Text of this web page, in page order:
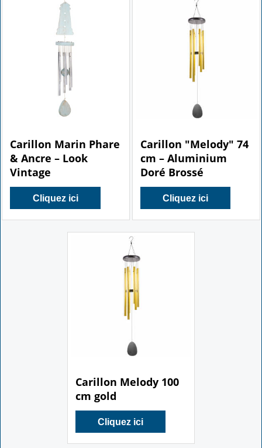
€10.00
Carillon Marin Phare
& Ancre – Look
Vintage
€15.00
Carillon "Melody" 74
cm – Aluminium
Doré Brossé
€24.00
Carillon Melody 100
cm gold